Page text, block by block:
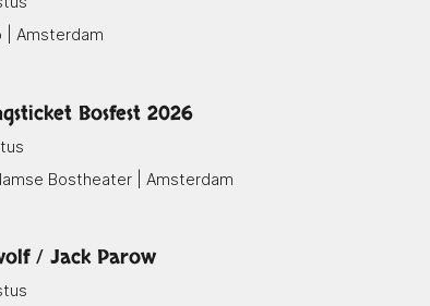
| Amsterdam
Bosfest 2026
Bostheater | Amsterdam
/ Jack Parow